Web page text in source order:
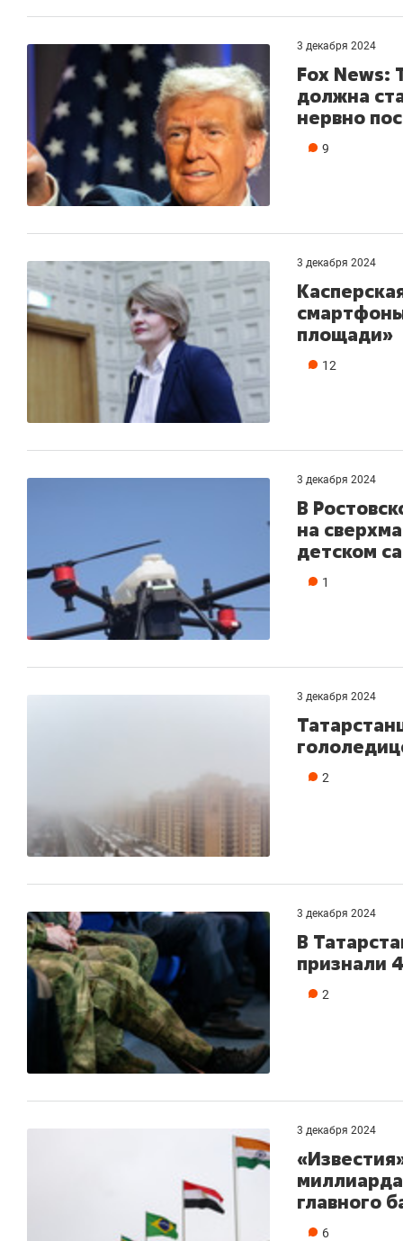
3 декабря 2024
Fox News:
должна
нервно
9
3 декабря 2024
площади»
12
3 декабря 2024
В
на
детском
1
3 декабря 2024
2
3 декабря 2024
В
признали
2
3 декабря 2024
главного
6